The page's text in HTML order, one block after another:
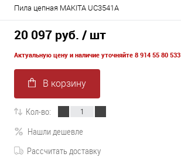
Пила цепная MAKITA UC3541A
20 097 руб. / шт
Актуальную цену и наличие уточняйте 8 914 55 80 533
В корзину
Кол-во:
Нашли дешевле
Рассчитать доставку